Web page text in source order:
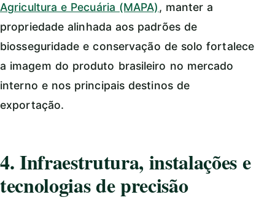
Agricultura e Pecuária (MAPA), manter a
propriedade alinhada aos padrões de
biosseguridade e conservação de solo fortalece
a imagem do produto brasileiro no mercado
interno e nos principais destinos de
exportação.
4. Infraestrutura, instalações e
tecnologias de precisão